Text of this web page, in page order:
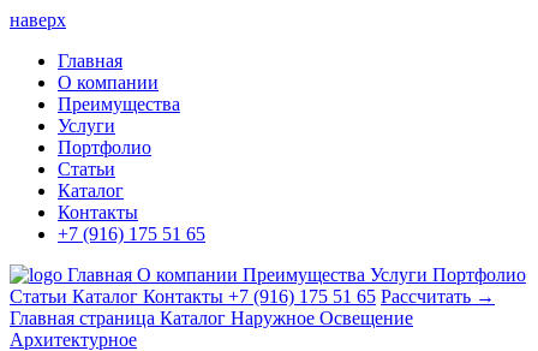
наверх
Главная
О компании
Преимущества
Услуги
Портфолио
Статьи
Каталог
Контакты
+7 (916) 175 51 65
Главная О компании Преимущества Услуги Портфолио
Статьи Каталог Контакты +7 (916) 175 51 65 Рассчитать →
Главная страница Каталог Наружное Освещение
Архитектурное